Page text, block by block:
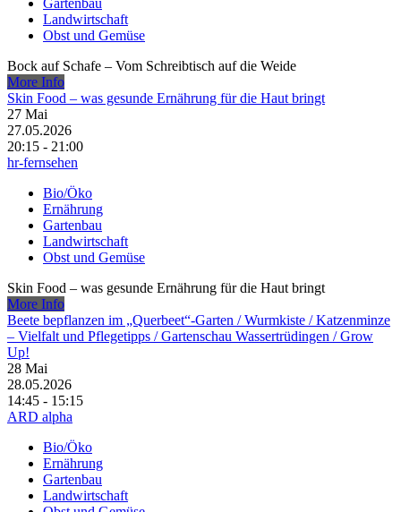
Landwirtschaft
Obst und Gemüse
Bock auf Schafe – Vom Schreibtisch auf die Weide
More Info
Skin Food – was gesunde Ernährung für die Haut bringt
27 Mai
27.05.2026
20:15 - 21:00
hr-fernsehen
Bio/Öko
Ernährung
Gartenbau
Landwirtschaft
Obst und Gemüse
Skin Food – was gesunde Ernährung für die Haut bringt
More Info
Beete bepflanzen im „Querbeet“-Garten /​ Wurmkiste /​ Katzenminze
– Vielfalt und Pflegetipps /​ Gartenschau Wassertrüdingen /​ Grow
Up!
28 Mai
28.05.2026
14:45 - 15:15
ARD alpha
Bio/Öko
Ernährung
Gartenbau
Landwirtschaft